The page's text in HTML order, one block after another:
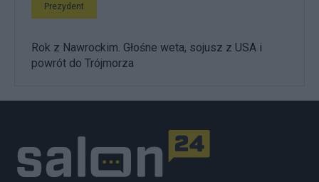
Prezydent
Rok z Nawrockim. Głośne weta, sojusz z USA i
powrót do Trójmorza